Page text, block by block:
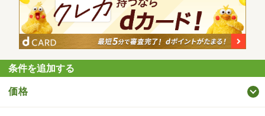
条件を追加する
価格